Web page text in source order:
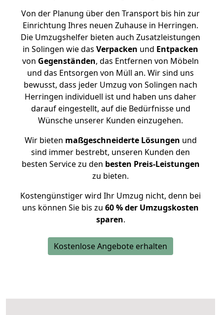
Von der Planung über den Transport bis hin zur
Einrichtung Ihres neuen Zuhause in Herringen.
Die Umzugshelfer bieten auch Zusatzleistungen
in Solingen wie das Verpacken und Entpacken
von Gegenständen, das Entfernen von Möbeln
und das Entsorgen von Müll an. Wir sind uns
bewusst, dass jeder Umzug von Solingen nach
Herringen individuell ist und haben uns daher
darauf eingestellt, auf die Bedürfnisse und
Wünsche unserer Kunden einzugehen.
Wir bieten maßgeschneiderte Lösungen und
sind immer bestrebt, unseren Kunden den
besten Service zu den besten Preis-Leistungen
zu bieten.
Kostengünstiger wird Ihr Umzug nicht, denn bei
uns können Sie bis zu 60 % der Umzugskosten
sparen.
Kostenlose Angebote erhalten